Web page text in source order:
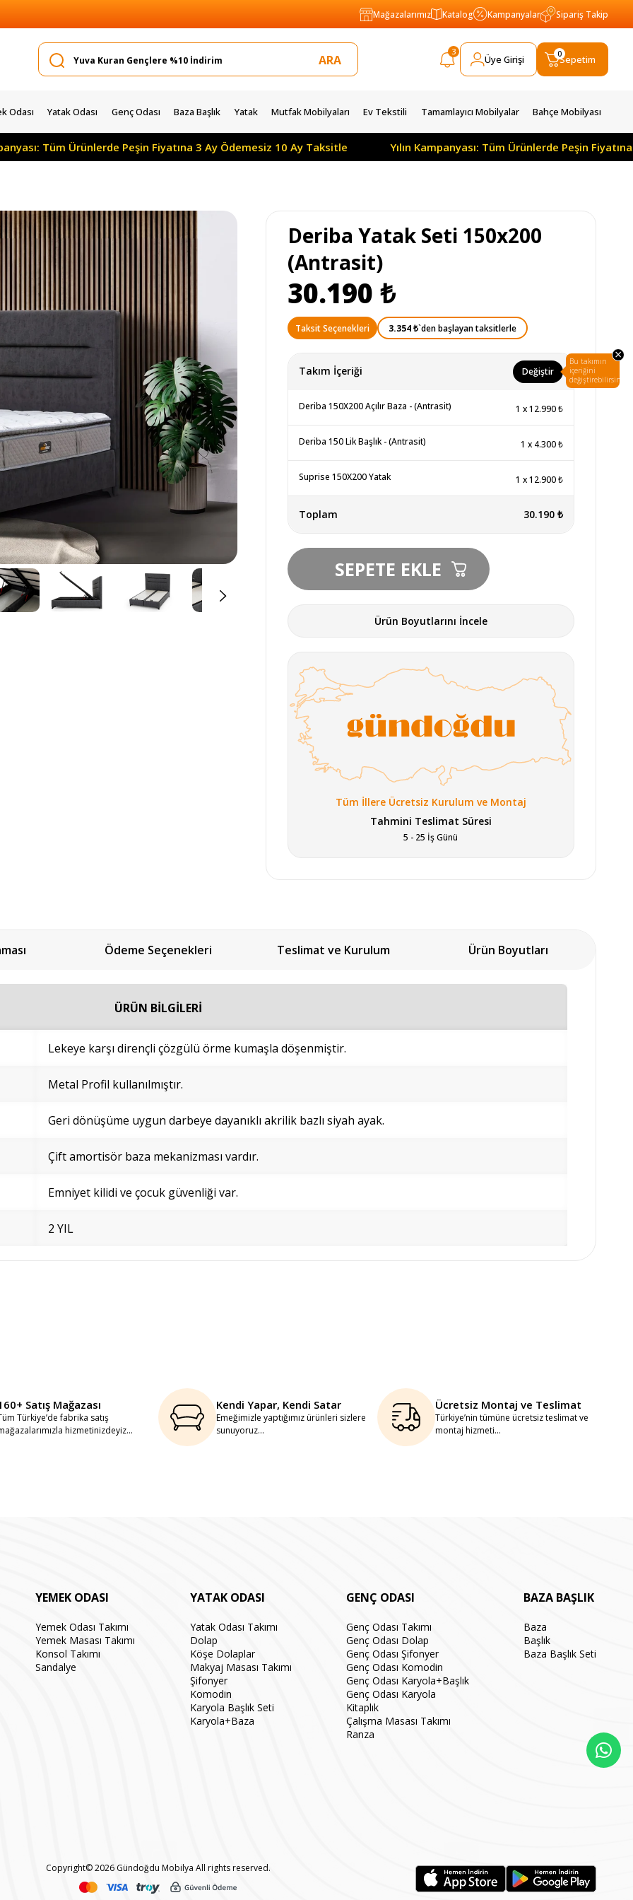
Mağazalarımız Katalog Kampanyalar Sipariş Takip
3
Üye Girişi Sepetim
0
Odası Yatak Odası Genç Odası Baza Başlık Yatak Mutfak Mobilyaları Ev Tekstili Tamamlayıcı Mobilyalar Bahçe Mobilyası
Tüm Ürünlerde Peşin Fiyatına 3 Ay Ödemesiz 10 Ay Taksitle Yılın Kampanyası: Tüm Ürünlerde Peşin Fiyatına 3 Ay
Deriba Yatak Seti 150x200
(Antrasit)
30.190 ₺
Taksit Seçenekleri 3.354 ₺`den başlayan taksitlerle
Takım İçeriği Değiştir
×
Bu takımın
içeriğini
değiştirebilirsin.
Deriba 150X200 Açılır Baza - (Antrasit) 1 x12.990 ₺
Deriba 150 Lik Başlık - (Antrasit) 1 x 4.300 ₺
Suprise 150X200 Yatak 1 x12.900 ₺
Toplam 30.190 ₺
Ürün Boyutlarını İncele
Tüm İllere Ücretsiz Kurulum ve Montaj
Tahmini Teslimat Süresi
5 - 25 İş Günü
Ödeme Seçenekleri Teslimat ve Kurulum Ürün Boyutları
ÜRÜN BİLGİLERİ
Lekeye karşı dirençli çözgülü örme kumaşla döşenmiştir.
Metal Profil kullanılmıştır.
Geri dönüşüme uygun darbeye dayanıklı akrilik bazlı siyah ayak.
Çift amortisör baza mekanizması vardır.
Emniyet kilidi ve çocuk güvenliği var.
2 YIL
Satış Mağazası
Türkiye’de fabrika satış
hizmetinizdeyiz...
Kendi Yapar, Kendi Satar
Emeğimizle yaptığımız ürünleri sizlere
sunuyoruz...
Ücretsiz Montaj ve Teslimat
Türkiye’nin tümüne ücretsiz teslimat ve
montaj hizmeti...
YEMEK ODASI
Yemek Odası Takımı
Yemek Masası Takımı
Konsol Takımı
Sandalye
YATAK ODASI
Yatak Odası Takımı
Dolap
Köşe Dolaplar
Makyaj Masası Takımı
Şifonyer
Komodin
Karyola Başlık Seti
Karyola+Baza
GENÇ ODASI
Genç Odası Takımı
Genç Odası Dolap
Genç Odası Şifonyer
Genç Odası Komodin
Genç Odası Karyola+Başlık
Genç Odası Karyola
Kitaplık
Çalışma Masası Takımı
Ranza
BAZA BAŞLIK
Baza
Başlık
Baza Başlık Seti
Copyright© 2026 Gündoğdu Mobilya All rights reserved.